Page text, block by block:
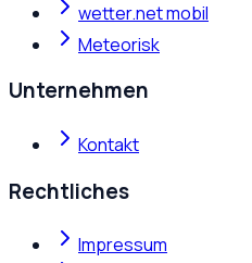
wetter.net mobil
Meteorisk
Unternehmen
Kontakt
Rechtliches
Impressum